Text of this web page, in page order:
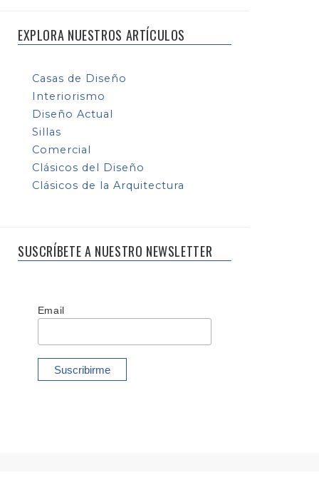
EXPLORA NUESTROS ARTÍCULOS
Casas de Diseño
Interiorismo
Diseño Actual
Sillas
Comercial
Clásicos del Diseño
Clásicos de la Arquitectura
SUSCRÍBETE A NUESTRO NEWSLETTER
Email